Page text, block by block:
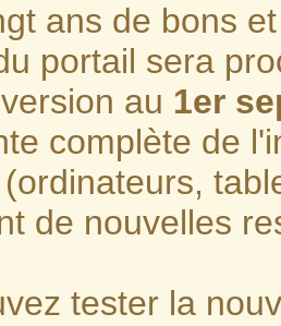
ans de bons
portail sera
au 1er
complète de
de nouvelles
tester la